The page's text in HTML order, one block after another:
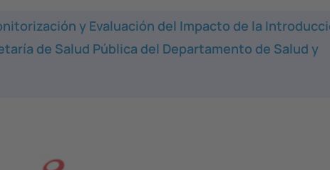
y Evaluación del Impacto de la
de Salud Pública del Departamento de Salud y